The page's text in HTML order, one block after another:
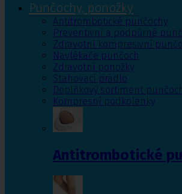
Punčochy, ponožky
Antitrombotické punčochy
Preventivní a podpůrné
Zdravotní kompresivní
Navlékače punčoch
Zdravotní ponožky
Stahovací prádlo
Doplňkový sortiment
Kompresní podkolenky
Antitrombotické